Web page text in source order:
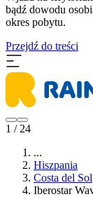
bądź dowodu
okres pobytu.
Przejdź do treści
1 / 24
...
Hiszpania
Costa del Sol
Iberostar